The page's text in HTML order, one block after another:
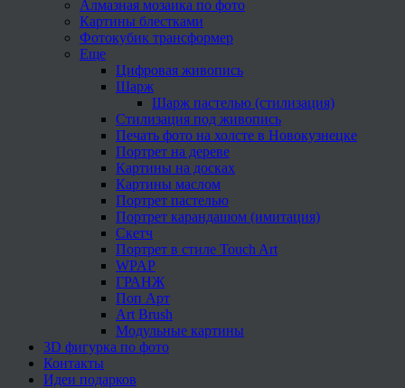
Алмазная мозаика по фото
Картины блестками
Фотокубик трансформер
Еще
Цифровая живопись
Шарж
Шарж пастелью (стилизация)
Стилизация под живопись
Печать фото на холсте в Новокузнецке
Портрет на дереве
Картины на досках
Картины маслом
Портрет пастелью
Портрет карандашом (имитация)
Скетч
Портрет в стиле Touch Art
WPAP
ГРАНЖ
Поп Арт
Art Brush
Модульные картины
3D фигурка по фото
Контакты
Идеи подарков